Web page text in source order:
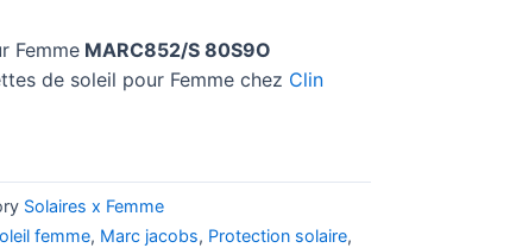
Femme MARC852/S 80S9O
de soleil pour Femme chez Clin
Solaires x Femme
femme, Marc jacobs, Protection solaire,